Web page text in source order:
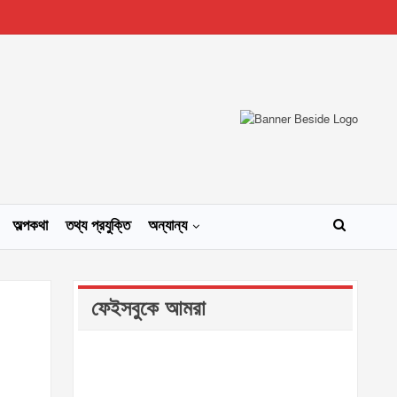
অল্পকথা তথ্য প্রযুক্তি অন্যান্য
ফেইসবুকে আমরা